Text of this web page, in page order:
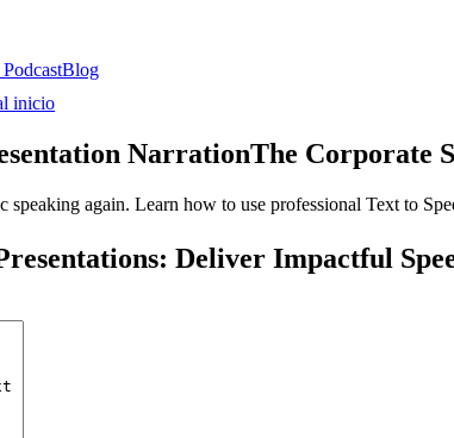
Blog
inicio
NarrationThe Corporate
again. Learn how to use professional Text to
Deliver Impactful